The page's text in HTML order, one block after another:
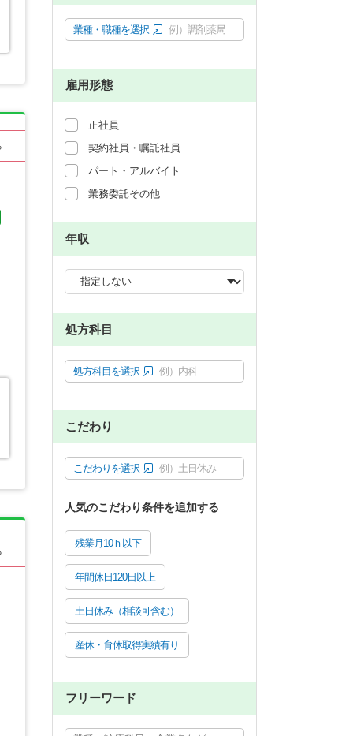
業種・職種を選択 例）調剤薬局
雇用形態
正社員
契約社員・嘱託社員
パート・アルバイト
業務委託その他
年収
処方科目
処方科目を選択 例）内科
こだわり
こだわりを選択 例）土日休み
人気のこだわり条件を追加する
残業月10ｈ以下
年間休日120日以上
土日休み（相談可含む）
産休・育休取得実績有り
フリーワード